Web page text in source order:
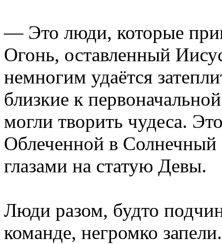
— Это люди, которые
Огонь, оставленный
немногим удаётся
близкие к
могли творить чудеса.
Облеченной в Солнечный
глазами на статую Девы.
Люди разом, будто
команде, негромко запели.